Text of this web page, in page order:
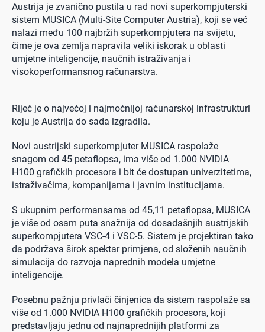
Austrija je zvanično pustila u rad novi superkompjuterski
sistem MUSICA (Multi-Site Computer Austria), koji se već
nalazi među 100 najbržih superkompjutera na svijetu,
čime je ova zemlja napravila veliki iskorak u oblasti
umjetne inteligencije, naučnih istraživanja i
visokoperformansnog računarstva.
Riječ je o najvećoj i najmoćnijoj računarskoj infrastrukturi
koju je Austrija do sada izgradila.
Novi austrijski superkompjuter MUSICA raspolaže
snagom od 45 petaflopsa, ima više od 1.000 NVIDIA
H100 grafičkih procesora i bit će dostupan univerzitetima,
istraživačima, kompanijama i javnim institucijama.
S ukupnim performansama od 45,11 petaflopsa, MUSICA
je više od osam puta snažnija od dosadašnjih austrijskih
superkompjutera VSC-4 i VSC-5. Sistem je projektiran tako
da podržava širok spektar primjena, od složenih naučnih
simulacija do razvoja naprednih modela umjetne
inteligencije.
Posebnu pažnju privlači činjenica da sistem raspolaže sa
više od 1.000 NVIDIA H100 grafičkih procesora, koji
predstavljaju jednu od najnaprednijih platformi za